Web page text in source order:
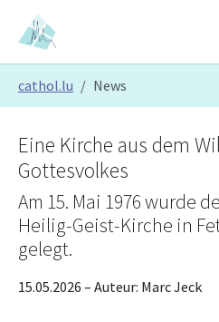
Skip to main content
Skip to page footer
cathol.lu News
Eine Kirche aus dem
Gottesvolkes
Am 15. Mai 1976 wurde
Heilig-Geist-Kirche in
gelegt.
15.05.2026 – Auteur: Marc Jeck